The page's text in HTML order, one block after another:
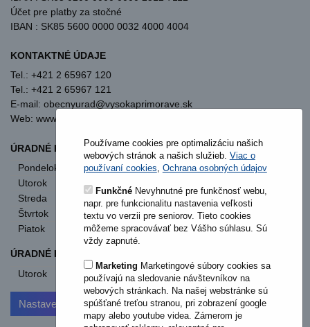
Účet pre platby za stočné
IBAN : SK85 5600 0000 0032 4000 4004
KONTAKTNÉ ÚDAJE
Tel.: +421 2 65967 120
Tel.: +421 2 65967 121
E-mail: obecnyurad@vysokaprimorave.sk
Web: www.vysokaprimorave.sk
ÚRADNÉ HODINY OBECNÝ ÚRAD
Pondelok
8:00 - 12:00
13:00 - 15:30
Utorok
Streda
8:00 - 12:00
13:00 - 17:00
Štvrtok
nestránkový deň
Piatok
8:00 - 12:00
ÚRADNÉ HODINY STAVEBNÝ ÚRAD
Utorok
od 11:00
Nastavenia cookies
Používame cookies pre optimalizáciu našich
webových stránok a našich služieb. Viac o
používaní cookies Ochrana osobných údajov
FunkčnéNevyhnutné pre funkčnosť webu,
napr. pre funkcionalitu nastavenia veľkosti
textu vo verzii pre seniorov. Tieto cookies
môžeme spracovávať bez Vášho súhlasu. Sú
vždy zapnuté.
Marketing Marketingové súbory cookies sa
používajú na sledovanie návštevníkov na
webových stránkach. Na našej webstránke sú
spúšťané treťou stranou, pri zobrazení google
mapy alebo youtube videa. Zámerom je